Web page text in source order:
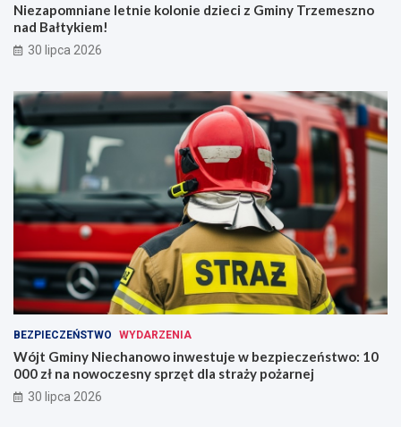
Niezapomniane letnie kolonie dzieci z Gminy Trzemeszno
nad Bałtykiem!
30 lipca 2026
BEZPIECZEŃSTWO WYDARZENIA
Wójt Gminy Niechanowo inwestuje w bezpieczeństwo: 10
000 zł na nowoczesny sprzęt dla straży pożarnej
30 lipca 2026